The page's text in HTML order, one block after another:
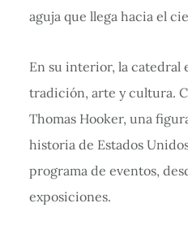
aguja que llega hacia el
En su interior, la catedral
tradición, arte y cultura.
Thomas Hooker, una
historia de Estados
programa de eventos,
exposiciones.